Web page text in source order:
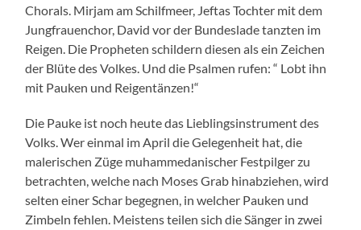
Chorals. Mirjam am Schilfmeer, Jeftas Tochter mit dem
Jungfrauenchor, David vor der Bundeslade tanzten im
Reigen. Die Propheten schildern diesen als ein Zeichen
der Blüte des Volkes. Und die Psalmen rufen: “ Lobt ihn
mit Pauken und Reigentänzen!“
Die Pauke ist noch heute das Lieblingsinstrument des
Volks. Wer einmal im April die Gelegenheit hat, die
malerischen Züge muhammedanischer Festpilger zu
betrachten, welche nach Moses Grab hinabziehen, wird
selten einer Schar begegnen, in welcher Pauken und
Zimbeln fehlen. Meistens teilen sich die Sänger in zwei